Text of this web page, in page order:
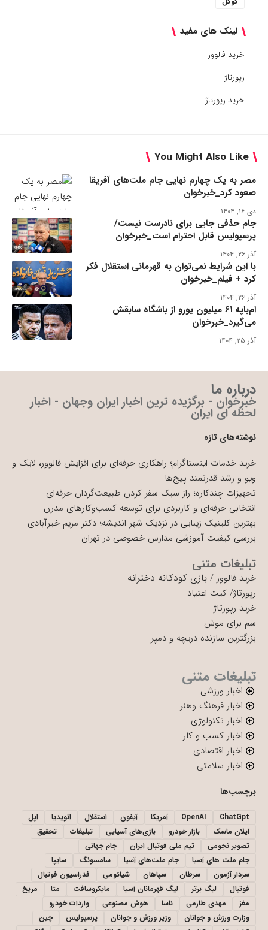
لینک های مفید
خرید فالوور
رپورتاژ
خرید رپورتاژ
You Might Also Like
مصر به یک چهارم نهایی جام ملت‌های آفریقا
صعود کرد_خبرخوان
دی ۱۶, ۱۴۰۴
جام حذفی جایی برای نادرست نیست/
پرسپولیس قابل احترام است_خبرخوان
آذر ۲۶, ۱۴۰۴
با این شرایط نمی‌توان به قهرمانی استقلال فکر
کرد + فیلم_خبرخوان
آذر ۲۶, ۱۴۰۴
ام‌باپه ۶۱ میلیون یورو از باشگاه سابقش
می‌گیرد_خبرخوان
آذر ۲۵, ۱۴۰۴
درباره ما
خبرخوان - برگزیده ترین اخبار ایران وجهان - اخبار
لحظه ای ایران
نوشته‌های تازه
خرید خدمات اینستاگرام؛ راهکاری حرفه‌ای برای افزایش فالوور، لایک و
ویو و رشد قدرتمند پیج‌ها
تجهیزات چندکاره؛ راز سبک سفر کردن طبیعت‌گردان حرفه‌ای
انتخابی حرفه‌ای و کاربردی برای توسعه کسب‌وکارهای مدرن
بهترین کلینیک زیبایی در نزدیک شهر اندیشه؛ دکتر مریم خیرآبادی
بررسی کیفیت آموزشی مدارس خصوصی در تهران
تبلیغات متنی
خرید فالوور / بازی کودکانه دخترانه
رپورتاژ/ کیت اعتیاد
خرید رپورتاژ
سم برای موش
بزرگترین سازنده دریچه و دمپر
تبلیغات متنی
اخبار ورزشی
اخبار فرهنگ وهنر
اخبار تکنولوژی
اخبار کسب و کار
اخبار اقتصادی
اخبار سلامتی
برچسب‌ها
ChatGpt
OpenAI آمریکا آیفون استقلال انویدیا
اپل
ایلان ماسک
بازار خودرو بازی‌های آسیایی تبلیغات
تحقیق
تصویر نجومی
تیم ملی فوتبال ایران
جام جهانی
جام ملت های آسیا
جام ملت‌های آسیا سامسونگ
سایپا
سردار آزمون
سرطان سپاهان شیائومی
فدراسیون فوتبال
فوتبال
لیگ برتر لیگ قهرمانان آسیا مایکروسافت متا
مریخ
مغز
مهدی طارمی ناسا هوش مصنوعی
واردات خودرو
وزارت ورزش و جوانان
وزیر ورزش و جوانان پرسپولیس
چین